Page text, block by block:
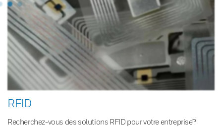
RFID
Recherchez-vous des solutions RFID pour votre entreprise?